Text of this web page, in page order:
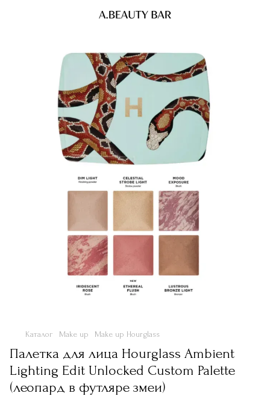
Каталог Make up Make up Hourglass
Палетка для лица Hourglass Ambient
Lighting Edit Unlocked Custom Palette
(леопард в футляре змеи)